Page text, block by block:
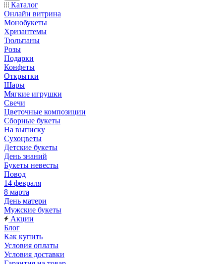
Каталог
Онлайн витрина
Монобукеты
Хризантемы
Тюльпаны
Розы
Подарки
Конфеты
Открытки
Шары
Мягкие игрушки
Свечи
Цветочные композиции
Сборные букеты
На выписку
Сухоцветы
Детские букеты
День знаний
Букеты невесты
Повод
14 февраля
8 марта
День матери
Мужские букеты
Акции
Блог
Как купить
Условия оплаты
Условия доставки